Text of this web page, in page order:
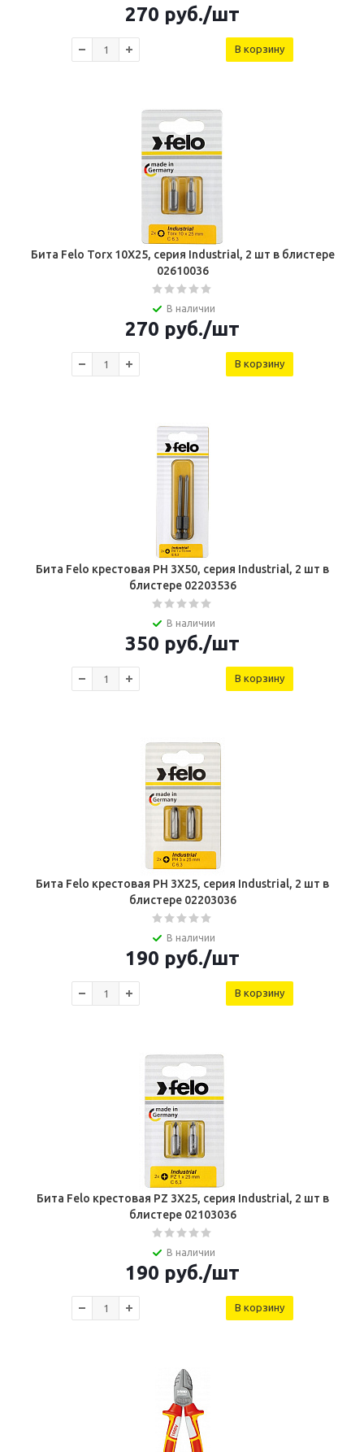
270 руб./шт
В корзину
Бита Felo Torx 10X25, серия Industrial, 2 шт в блистере
02610036
В наличии
270 руб./шт
В корзину
Бита Felo крестовая PH 3X50, серия Industrial, 2 шт в
блистере 02203536
В наличии
350 руб./шт
В корзину
Бита Felo крестовая PH 3X25, серия Industrial, 2 шт в
блистере 02203036
В наличии
190 руб./шт
В корзину
Бита Felo крестовая PZ 3X25, серия Industrial, 2 шт в
блистере 02103036
В наличии
190 руб./шт
В корзину